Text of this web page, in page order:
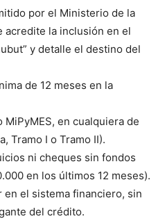
por el Ministerio de la
acredite la inclusión en el
y detalle el destino del
de 12 meses en la
MiPyMES, en cualquiera de
Tramo I o Tramo II).
ni cheques sin fondos
en los últimos 12 meses).
en el sistema financiero, sin
del crédito.